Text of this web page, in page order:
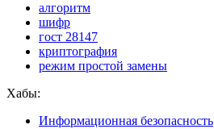
алгоритм
шифр
гост 28147
криптография
режим простой замены
Хабы:
Информационная безопасность